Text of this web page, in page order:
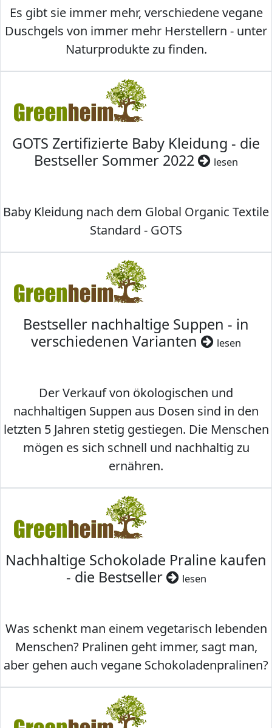
Es gibt sie immer mehr, verschiedene vegane
Duschgels von immer mehr Herstellern - unter
Naturprodukte zu finden.
GOTS Zertifizierte Baby Kleidung - die
Bestseller Sommer 2022
lesen
Baby Kleidung nach dem Global Organic Textile
Standard - GOTS
Bestseller nachhaltige Suppen - in
verschiedenen Varianten
lesen
Der Verkauf von ökologischen und
nachhaltigen Suppen aus Dosen sind in den
letzten 5 Jahren stetig gestiegen. Die Menschen
mögen es sich schnell und nachhaltig zu
ernähren.
Nachhaltige Schokolade Praline kaufen
- die Bestseller
lesen
Was schenkt man einem vegetarisch lebenden
Menschen? Pralinen geht immer, sagt man,
aber gehen auch vegane Schokoladenpralinen?